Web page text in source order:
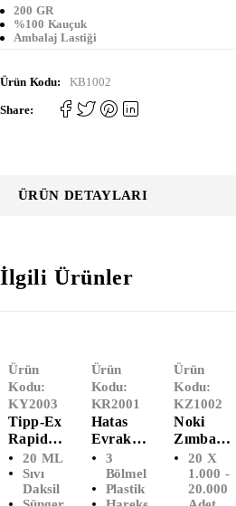
200 GR
%100 Kauçuk
Ambalaj Lastiği
Ürün Kodu: KB1002
Share:
ÜRÜN DETAYLARI
İlgili Ürünler
Ürün
Kodu:
KY2003
Tipp-Ex
Rapid
Sıvı
Düzeltici
Daksil
20 ML
Sıvı
Daksil
Ürün
Kodu:
KR2001
Hatas
Evrak
Rafı
3'lü
Hareketl
3
Bölmeli
Plastik
Ürün
Kodu:
KZ1002
Noki
Zımba
Teli
No:10
(20'Lİ)
20 X
1.000 -
20.000